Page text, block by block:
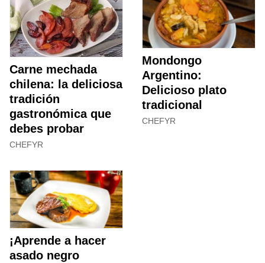
Carne mechada
chilena: la deliciosa
tradición
gastronómica que
debes probar
CHEFYR
Mondongo
Argentino:
Delicioso plato
tradicional
CHEFYR
¡Aprende a hacer
asado negro